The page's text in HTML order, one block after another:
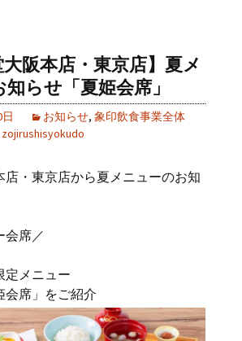
大阪本店・東京店】夏メ
らせ「夏姫会席」
お知らせ, 象印飲食事業全体
zojirushisyokudo
店・東京店から夏メニューのお知
会席／
定メニュー
会席」をご紹介